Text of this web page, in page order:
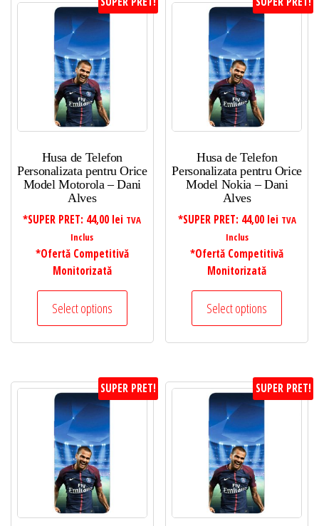
Husa de Telefon
Personalizata pentru Orice
Model Motorola – Dani
Alves
*SUPER PRET: 44,00 lei TVA
Inclus
*Ofertă Competitivă
Monitorizată
Select options
Husa de Telefon
Personalizata pentru Orice
Model Nokia – Dani
Alves
*SUPER PRET: 44,00 lei TVA
Inclus
*Ofertă Competitivă
Monitorizată
Select options
SUPER PRET! SUPER PRET!